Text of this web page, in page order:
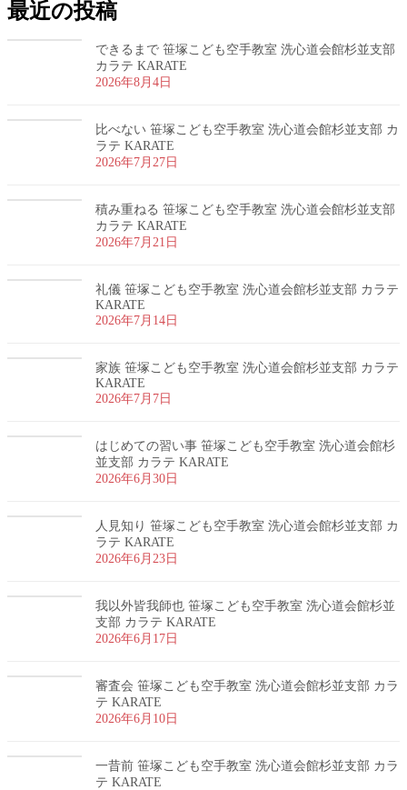
最近の投稿
できるまで 笹塚こども空手教室 洗心道会館杉並支部
カラテ KARATE
2026年8月4日
比べない 笹塚こども空手教室 洗心道会館杉並支部 カ
ラテ KARATE
2026年7月27日
積み重ねる 笹塚こども空手教室 洗心道会館杉並支部
カラテ KARATE
2026年7月21日
礼儀 笹塚こども空手教室 洗心道会館杉並支部 カラテ
KARATE
2026年7月14日
家族 笹塚こども空手教室 洗心道会館杉並支部 カラテ
KARATE
2026年7月7日
はじめての習い事 笹塚こども空手教室 洗心道会館杉
並支部 カラテ KARATE
2026年6月30日
人見知り 笹塚こども空手教室 洗心道会館杉並支部 カ
ラテ KARATE
2026年6月23日
我以外皆我師也 笹塚こども空手教室 洗心道会館杉並
支部 カラテ KARATE
2026年6月17日
審査会 笹塚こども空手教室 洗心道会館杉並支部 カラ
テ KARATE
2026年6月10日
一昔前 笹塚こども空手教室 洗心道会館杉並支部 カラ
テ KARATE